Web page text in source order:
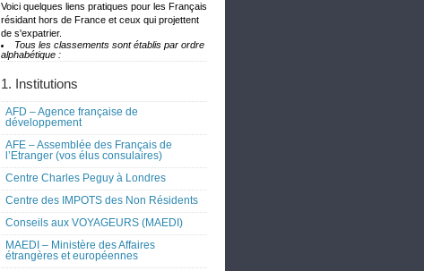
Voici quelques liens pratiques pour les Français
résidant hors de France et ceux qui projettent
de s'expatrier.
Tous les classements sont établis par ordre
alphabétique :
1. Institutions
AFD – Agence française de
développement
AFE – Assemblée des Français de
l’Etranger (vos élus consulaires)
Centre Charles Peguy à Londres
Centre des IMPOTS des Non Résidents
Conseils aux VOYAGEURS (MAEDI)
MAEDI – Ministère des Affaires
étrangères et européennes